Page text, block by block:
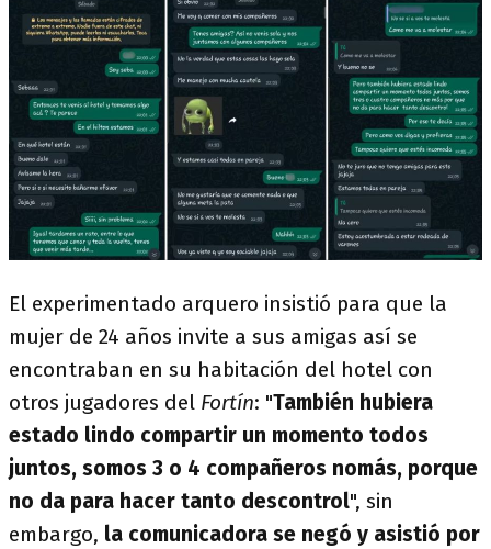
El experimentado arquero insistió para que la
mujer de 24 años invite a sus amigas así se
encontraban en su habitación del hotel con
otros jugadores del Fortín: "También hubiera
estado lindo compartir un momento todos
juntos, somos 3 o 4 compañeros nomás, porque
no da para hacer tanto descontrol", sin
embargo, la comunicadora se negó y asistió por